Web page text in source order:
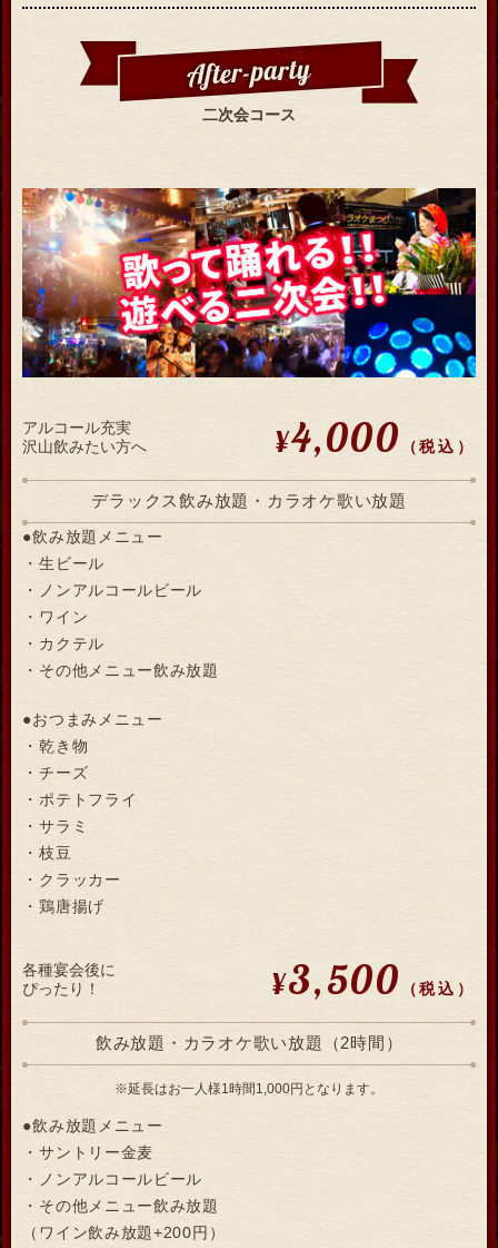
二次会コース
アルコール充実
沢山飲みたい方へ
¥4,000 （税込）
デラックス飲み放題・カラオケ歌い放題
●飲み放題メニュー
・生ビール
・ノンアルコールビール
・ワイン
・カクテル
・その他メニュー飲み放題
●おつまみメニュー
・乾き物
・チーズ
・ポテトフライ
・サラミ
・枝豆
・クラッカー
・鶏唐揚げ
各種宴会後に
ぴったり！
¥3,500 （税込）
飲み放題・カラオケ歌い放題（2時間）
※延長はお一人様1時間1,000円となります。
●飲み放題メニュー
・サントリー金麦
・ノンアルコールビール
・その他メニュー飲み放題
（ワイン飲み放題+200円）